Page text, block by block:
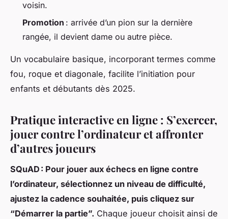
voisin.
Promotion : arrivée d’un pion sur la dernière
rangée, il devient dame ou autre pièce.
Un vocabulaire basique, incorporant termes comme
fou, roque et diagonale, facilite l’initiation pour
enfants et débutants dès 2025.
Pratique interactive en ligne : S’exercer,
jouer contre l’ordinateur et affronter
d’autres joueurs
SQuAD : Pour jouer aux échecs en ligne contre
l’ordinateur, sélectionnez un niveau de difficulté,
ajustez la cadence souhaitée, puis cliquez sur
“Démarrer la partie”. Chaque joueur choisit ainsi de